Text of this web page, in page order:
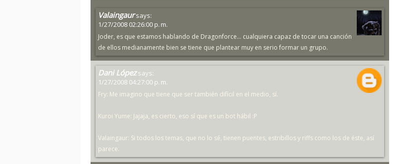
Valaingaur says:
1/27/2008 02:26:00 p. m.
Joder, es que estamos hablando de Dragonforce... cualquiera capaz de tocar una canción
de ellos medianamente bien se tiene que plantear muy en serio formar un grupo.
Dani López says:
1/27/2008 04:27:00 p. m.
Fry: Me imagino que tiene que ser también difícil en el medio, sí.
Kuroi Yume: Jajaja, es cierto, eso sí que es un bot hábil :P
Valaingaur: Si todos los temas, que no lo sé, tienen puentes, estribillos y riffs como los de éste, así
parece.